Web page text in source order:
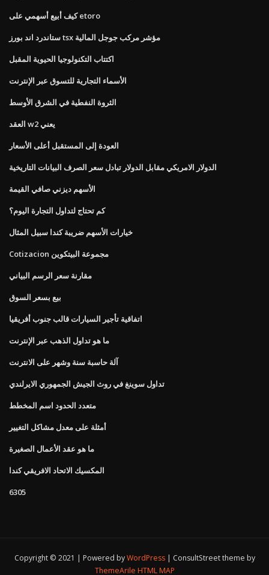
كيف أبيع أسهمي على etoro
ستاندرد اند بورز tsx مؤشر مركب جوجل المالية
اكتتاب التكنولوجيا الحيوية المقبل
الأسماء التجارية للتسوق عبر الإنترنت
الثروة النفطية في الشرق الأوسط
العقد w2 يعني
العودة إلى المستقبل أعلى الأسعار
الدولار الامريكي مقابل الدولار تبادل سعر الصرف البيانات التاريخية
الأسهم ديزني صافي القيمة
كم تحتاج لتداول التجارة اليوم؟
خيارات الأسهم ضريبة كندا سبيل المثال
Cotizacion مجموعة البيتكوين
مقارنة سعر الرسم البياني
بيع بسعر السوق
اتفاقية تأجير السيارات قالب جنوب أفريقيا
ما هو تداول الذهب عبر الإنترنت
آلة حاسبة سنة وشهر على الانترنت
تداول سوينغ في روث الجيش الجمهوري الايرلندي
متعدد الحدود اسم المخطط
أمثلة على معدل مشاكل التغيير
ما هو عقد الأعمال الصغيرة
المكسيك الاتحاد الافريقي كندا
6305
Copyright © 2021 | Powered byWordPress
ConsultStreet theme by
ThemeArile HTML MAP